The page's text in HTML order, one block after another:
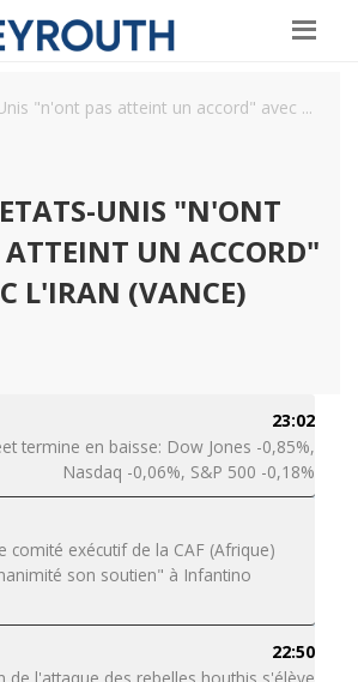
"n'ont pas atteint un accord" avec ...
ETATS-UNIS "N'ONT
ATTEINT UN ACCORD"
L'IRAN (VANCE)
23:02
termine en baisse: Dow Jones -0,85%,
Nasdaq -0,06%, S&P 500 -0,18%
comité exécutif de la CAF (Afrique)
son soutien" à Infantino
22:50